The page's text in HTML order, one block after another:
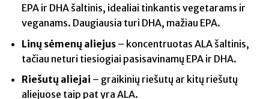
EPA ir DHA šaltinis, idealiai tinkantis vegetarams ir
veganams. Daugiausia turi DHA, mažiau EPA.
Linų sėmenų aliejus– koncentruotas ALA šaltinis,
tačiau neturi tiesiogiai pasisavinamų EPA ir DHA.
Riešutų aliejai – graikinių riešutų ar kitų riešutų
aliejuose taip pat yra ALA.